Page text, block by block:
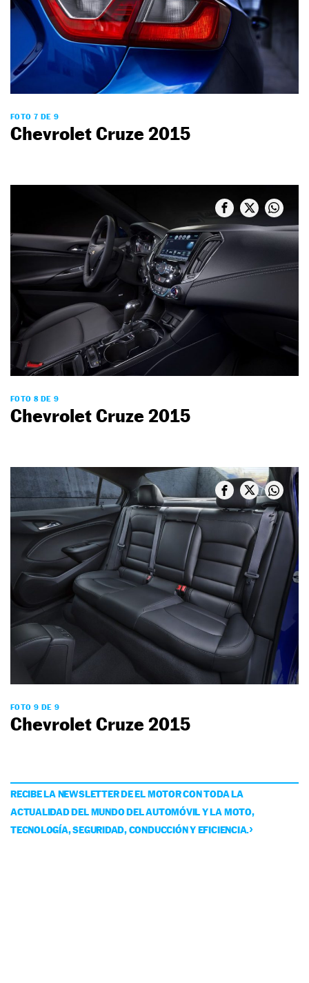
FOTO 7 DE 9
Chevrolet Cruze 2015
FOTO 8 DE 9
Chevrolet Cruze 2015
FOTO 9 DE 9
Chevrolet Cruze 2015
RECIBE LA NEWSLETTER DE EL MOTOR CON TODA LA
ACTUALIDAD DEL MUNDO DEL AUTOMÓVIL Y LA MOTO,
TECNOLOGÍA, SEGURIDAD, CONDUCCIÓN Y EFICIENCIA.